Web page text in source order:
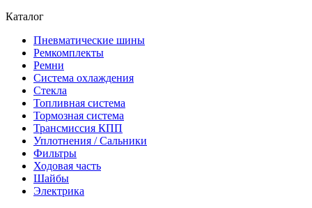
Каталог
Пневматические шины
Ремкомплекты
Ремни
Система охлаждения
Стекла
Топливная система
Тормозная система
Трансмиссия КПП
Уплотнения / Сальники
Фильтры
Ходовая часть
Шайбы
Электрика